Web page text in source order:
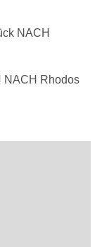
NACH
NACH Rhodos